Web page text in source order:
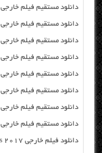
دانلود مستقیم فیلم خارجی John Wick: Chapter 2 2017 از سرور سایت
دانلود مستقیم فیلم خارجی Cross Wars 2017 از سرور سایت
دانلود مستقیم فیلم خارجی Fifty Shades Darker 2017 از سرور سایت
دانلود مستقیم فیلم خارجی From Straight As 2017 از سرور سایت
دانلود مستقیم فیلم خارجی Zeroville 2017 از سرور سایت
دانلود مستقیم فیلم خارجی The Mummy 2017 از سرور سایت
دانلود مستقیم فیلم خارجی The Fate of the Furious 2017 از سرور سایت
دانلود مستقیم فیلم خارجی Running Wild 2017 از سرور سایت
دانلود فیلم خارجی Rings 2017 از سرور سایت